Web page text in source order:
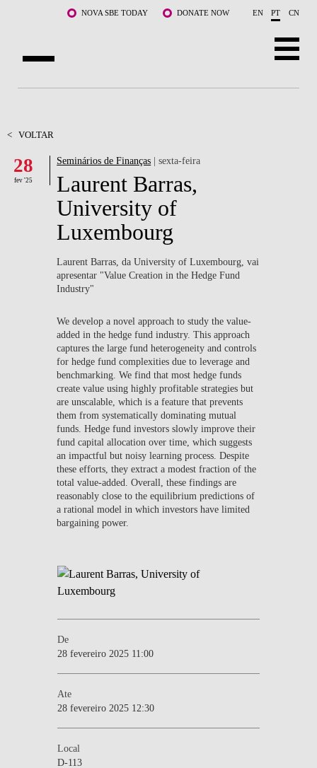
Saltar para o conteúdo principalNOVA SBE TODAY DONATE NOW EN PT CN
DOCENTES E INVESTIGAÇÃO
COMUNIDADE
LIFE AT NOVA SBE
WHAT'S HAPPENING
< VOLTAR
28
fev '25
Seminários de Finanças | sexta-feira
Laurent Barras,
University of
Luxembourg
Laurent Barras, da University of Luxembourg, vai
apresentar "Value Creation in the Hedge Fund
Industry"
We develop a novel approach to study the value-
added in the hedge fund industry. This approach
captures the large fund heterogeneity and controls
for hedge fund complexities due to leverage and
benchmarking. We find that most hedge funds
create value using highly profitable strategies but
are unscalable, which is a feature that prevents
them from systematically dominating mutual
funds. Hedge fund investors slowly improve their
fund capital allocation over time, which suggests
an impactful but noisy learning process. Despite
these efforts, they extract a modest fraction of the
total value-added. Overall, these findings are
reasonably close to the equilibrium predictions of
a rational model in which investors have limited
bargaining power.
De
28 fevereiro 2025 11:00
Ate
28 fevereiro 2025 12:30
Local
D-113